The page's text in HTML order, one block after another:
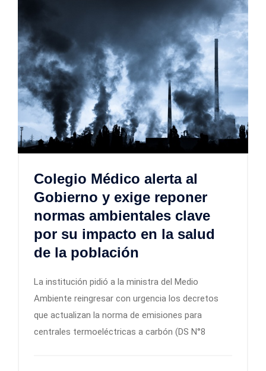
Colegio Médico alerta al
Gobierno y exige reponer
normas ambientales clave
por su impacto en la salud
de la población
La institución pidió a la ministra del Medio
Ambiente reingresar con urgencia los decretos
que actualizan la norma de emisiones para
centrales termoeléctricas a carbón (DS N°8